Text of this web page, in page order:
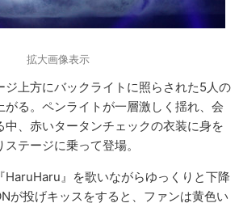
拡大画像表示
ジ上方にバックライトに照らされた5人の
がる。ペンライトが一層激しく揺れ、会
中、赤いタータンチェックの衣装に身を
テージに乗って登場。
HaruHaru』を歌いながらゆっくりと下降
が投げキッスをすると、ファンは黄色い